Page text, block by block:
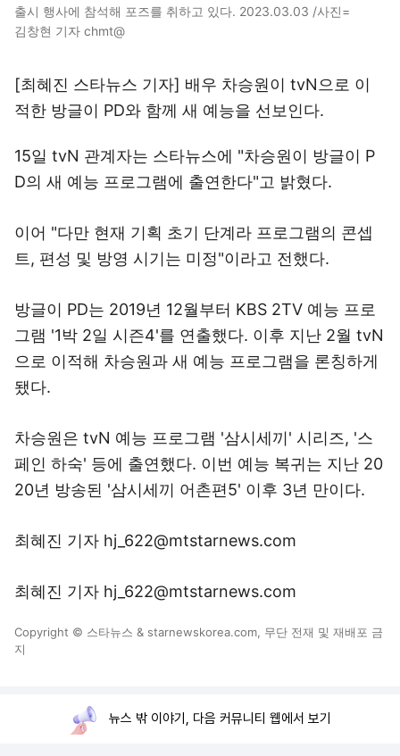
출시 행사에 참석해 포즈를 취하고 있다. 2023.03.03 /사진=
김창현 기자 chmt@
[최혜진 스타뉴스 기자] 배우 차승원이 tvN으로 이
적한 방글이 PD와 함께 새 예능을 선보인다.
15일 tvN 관계자는 스타뉴스에 "차승원이 방글이 P
D의 새 예능 프로그램에 출연한다"고 밝혔다.
이어 "다만 현재 기획 초기 단계라 프로그램의 콘셉
트, 편성 및 방영 시기는 미정"이라고 전했다.
방글이 PD는 2019년 12월부터 KBS 2TV 예능 프로
그램 '1박 2일 시즌4'를 연출했다. 이후 지난 2월 tvN
으로 이적해 차승원과 새 예능 프로그램을 론칭하게
됐다.
차승원은 tvN 예능 프로그램 '삼시세끼' 시리즈, '스
페인 하숙' 등에 출연했다. 이번 예능 복귀는 지난 20
20년 방송된 '삼시세끼 어촌편5' 이후 3년 만이다.
최혜진 기자 hj_622@mtstarnews.com
최혜진 기자 hj_622@mtstarnews.com
Copyright © 스타뉴스 & starnewskorea.com, 무단 전재 및 재배포 금
지
뉴스 밖 이야기, 다음 커뮤니티 웹에서 보기